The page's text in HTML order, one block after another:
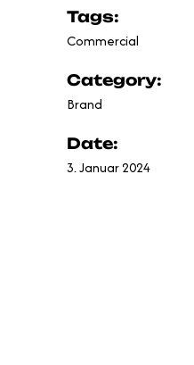
Tags:
Commercial
Category:
Brand
Date:
3. Januar 2024